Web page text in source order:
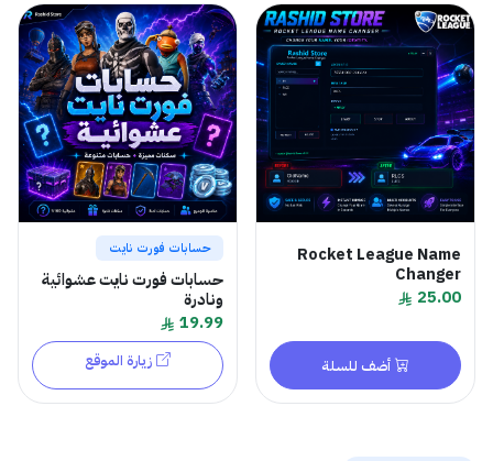
Rocket League Name
Changer
25.00
أضف للسلة
حسابات فورت نايت
حسابات فورت نايت عشوائية
ونادرة
19.99
زيارة الموقع